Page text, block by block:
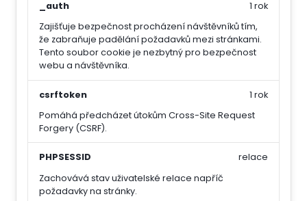
_auth
Zajišťuje bezpečnost procházení návštěvníků tím,
že zabraňuje padělání požadavků mezi stránkami.
Tento soubor cookie je nezbytný pro bezpečnost
webu a návštěvníka.
1 rok
csrftoken
Pomáhá předcházet útokům Cross-Site Request
Forgery (CSRF).
1 rok
PHPSESSID
Zachovává stav uživatelské relace napříč
požadavky na stránky.
relace